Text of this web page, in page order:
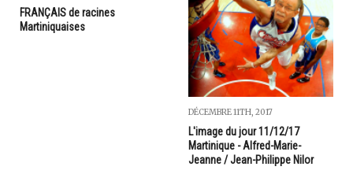
FRANÇAIS de racines
Martiniquaises
DÉCEMBRE 11TH, 2017
L'image du jour 11/12/17
Martinique - Alfred-Marie-
Jeanne / Jean-Philippe Nilor